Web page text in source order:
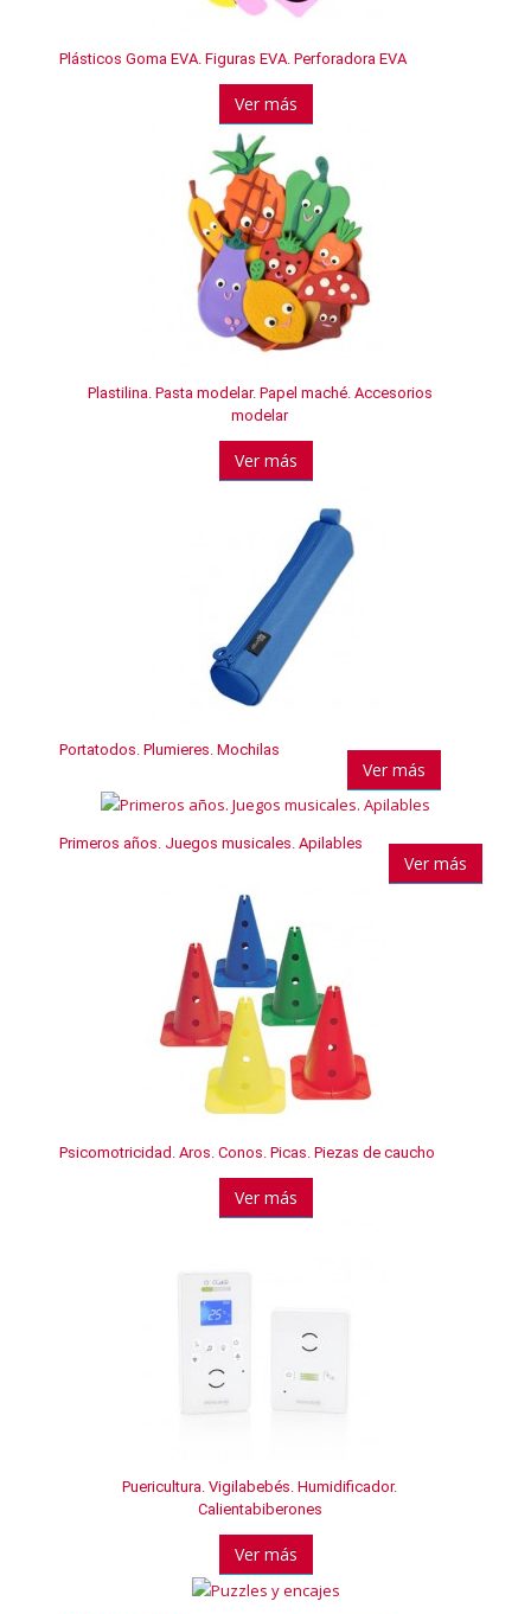
Plásticos Goma EVA. Figuras EVA. Perforadora EVA
Ver más
Plastilina. Pasta modelar. Papel maché. Accesorios
modelar
Ver más
Portatodos. Plumieres. Mochilas
Ver más
Primeros años. Juegos musicales. Apilables
Ver más
Psicomotricidad. Aros. Conos. Picas. Piezas de caucho
Ver más
Puericultura. Vigilabebés. Humidificador.
Calientabiberones
Ver más